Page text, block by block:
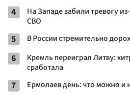
4
На Западе забили тревогу
СВО
5 В России стремительно
6
Кремль переиграл Литву:
сработала
7 Ермолаев день: что можно и